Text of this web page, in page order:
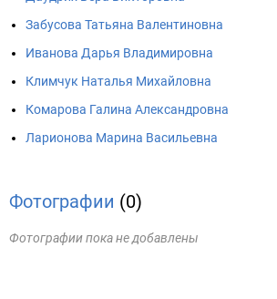
Забусова Татьяна Валентиновна
Иванова Дарья Владимировна
Климчук Наталья Михайловна
Комарова Галина Александровна
Ларионова Марина Васильевна
Фотографии (0)
Фотографии пока не добавлены